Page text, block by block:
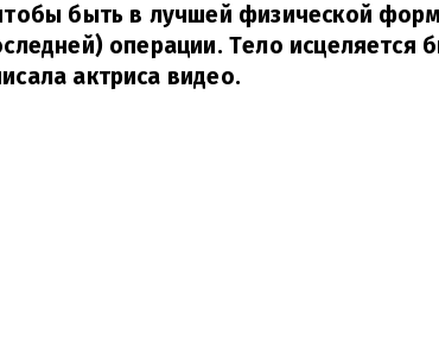
быть в лучшей физической
операции. Тело исцеляется
актриса видео.